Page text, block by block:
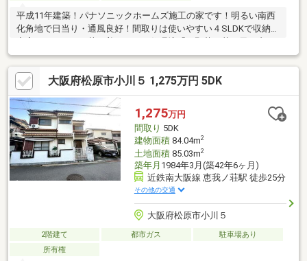
平成11年建築！パナソニックホームズ施工の家です！明るい南西
化角地で日当り・通風良好！間取りは使いやすい４SLDKで収納も
す！是非ご覧ください！※引き渡し期日：2026年6月末 ※売主は
本物件土地建物の契約不適合責任を負いません。
大阪府松原市小川５ 1,275万円 5DK
1,275万円
間取り 5DK
建物面積84.04m2
土地面積85.03m2
築年月 1984年3月(築42年6ヶ月)
近鉄南大阪線 恵我ノ荘駅 徒歩25分
その他の交通
大阪府松原市小川５
2階建て 都市ガス
駐車場あり
所有権